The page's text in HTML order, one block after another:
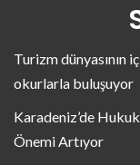
Turizm dünyasının
okurlarla buluşuyor
Karadeniz’de
Önemi Artıyor